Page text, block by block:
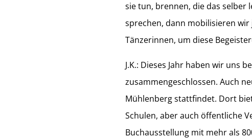
sie tun, brennen, die das selber
sprechen, dann mobilisieren
Tänzerinnen, um diese
J.K.: Dieses Jahr haben wir uns
zusammengeschlossen. Auch
Mühlenberg stattfindet. Dort
Schulen, aber auch öffentliche
Buchausstellung mit mehr als